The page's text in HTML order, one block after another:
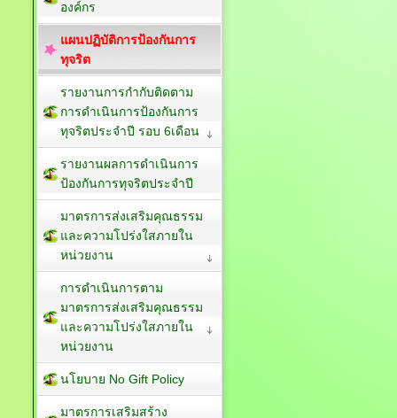
องค์กร
แผนปฏิบัติการป้องกันการ
ทุจริต
รายงานการกำกับติดตาม
การดำเนินการป้องกันการ
ทุจริตประจำปี รอบ 6เดือน
รายงานผลการดำเนินการ
ป้องกันการทุจริตประจำปี
มาตรการส่งเสริมคุณธรรม
และความโปร่งใสภายใน
หน่วยงาน
การดำเนินการตาม
มาตรการส่งเสริมคุณธรรม
และความโปร่งใสภายใน
หน่วยงาน
นโยบาย No Gift Policy
มาตรการเสริมสร้าง